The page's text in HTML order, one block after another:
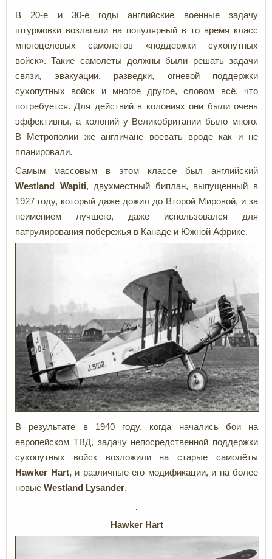
В 20-е и 30-е годы английские военные задачу
штурмовки возлагали на популярный в то время класс
многоцелевых самолетов «поддержки сухопутных
войск». Такие самолеты должны были решать задачи
связи, эвакуации, разведки, огневой поддержки
сухопутных войск и многое другое, словом всё, что
потребуется. Для действий в колониях они были очень
эффективны, а колоний у Великобритании было много.
В Метрополии же англичане воевать вроде как и не
планировали.
Самым массовым в этом классе был английский
Westland Wapiti, двухместный биплан, выпущенный в
1927 году, который даже дожил до Второй Мировой, и за
неимением лучшего, даже использовался для
патрулирования побережья в Канаде и Южной Африке.
В результате в 1940 году, когда начались бои на
европейском ТВД, задачу непосредственной поддержки
сухопутных войск возложили на старые самолёты
Hawker Hart,и различные его модификации, и на более
новые Westland Lysander.
Hawker Hart